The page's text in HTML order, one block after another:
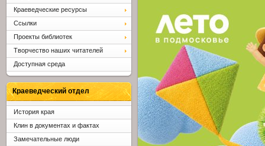
Краеведческие ресурсы
Ссылки
Проекты библиотек
Творчество наших читателей
Доступная среда
Краеведческий отдел
История края
Клин в документах и фактах
Замечательные люди